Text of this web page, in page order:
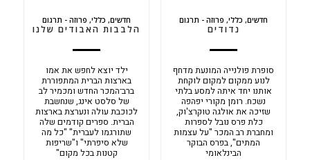
חדשים, כללי, פרוזה - תרגום
נדודים
סופרת פולנייה המונעת מדחף
לנוע ממקום למקום לוקחת
אותנו יחד איתה למסע בלתי
נשכח. רומן מקורי יפהפה
שזיכה את אולגה טוקרצ'וק,
כלת פרס נובל לספרות
ומחברת רב המכר "על עצמות
המתים", בפרס הבוקר
הבינלאומי
חדשים, כללי, פרוזה - תרגום
הלבבות האבודים שלנו
ילד יוצא לחפש את אמו
בארצות הברית המתפוררת
ברב־המכר החדש ומכמיר לב
של סלסט אינג, שנחשבת
לכוכבת עולה ונערצת בארצות
הברית. ספרים קודמים שלה
שתורגמו לעברית" "כל מה
שלא סיפרתי" ו"שריפות
קטנות בכל מקום"